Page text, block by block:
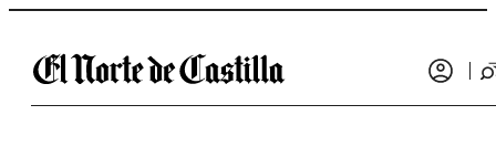
Saltar al contenido